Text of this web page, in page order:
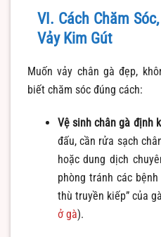
VI. Cách Chăm
Vảy Kim Gút
Muốn vảy chân gà đẹp,
biết chăm sóc đúng cách:
Vệ sinh chân gà định
đấu, cần rửa sạch
hoặc dung dịch
phòng tránh các
thù truyền kiếp” của
ở gà).